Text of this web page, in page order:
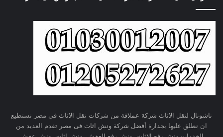
ناشونال لنقل الاثاث شركة عملاقة من شركات نقل الاثاث فى مصر نستطيع
ان نطلق عليها بجدارة أفضل شركة ونش اثاث فى مصر تقدم العديد من